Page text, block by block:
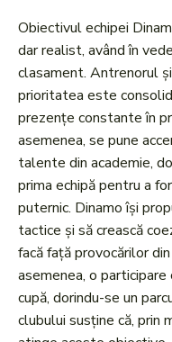
Obiectivul echipei
dar realist, având în
clasament. Antrenorul
prioritatea este
prezențe constante în
asemenea, se pune
talente din academie,
prima echipă pentru a
puternic. Dinamo își
tactice și să crească
facă față provocărilor
asemenea, o
cupă, dorindu-se un
clubului susține că, prin